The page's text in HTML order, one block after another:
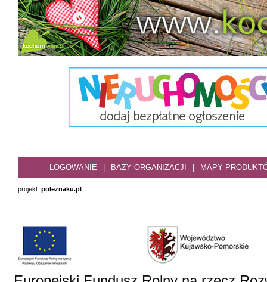
LOGOWANIE BAZY ORGANIZACJI MAPY
projekt: poleznaku.pl